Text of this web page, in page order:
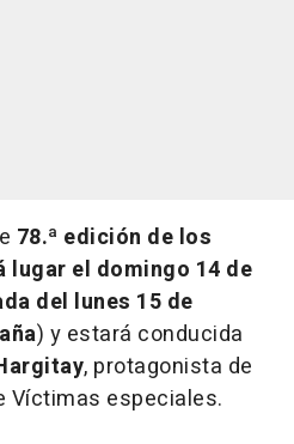
78.ª edición de los
lugar el domingo 14 de
del lunes 15 de
) y estará conducida
, protagonista de
Víctimas especiales.